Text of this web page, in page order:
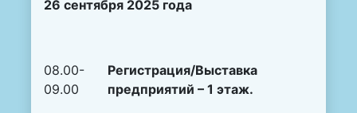
26 сентября 2025 года
08.00-
09.00
Регистрация/Выставка
предприятий – 1 этаж.